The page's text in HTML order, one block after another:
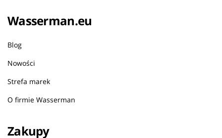
Wasserman.eu
Blog
Nowości
Strefa marek
O firmie Wasserman
Zakupy